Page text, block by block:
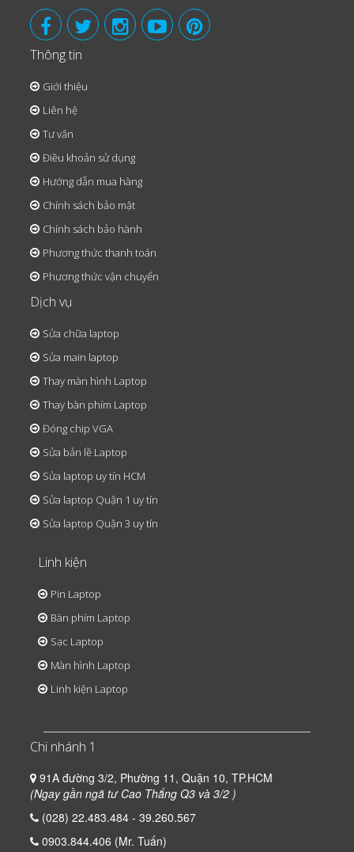
Thông tin
Giới thiệu
Liên hệ
Tư vấn
Điều khoản sử dụng
Hướng dẫn mua hàng
Chính sách bảo mật
Chính sách bảo hành
Phương thức thanh toán
Phương thức vận chuyển
Dịch vụ
Sửa chữa laptop
Sửa main laptop
Thay màn hình Laptop
Thay bàn phím Laptop
Đóng chip VGA
Sửa bản lề Laptop
Sửa laptop uy tín HCM
Sửa laptop Quận 1 uy tín
Sửa laptop Quận 3 uy tín
Linh kiện
Pin Laptop
Bàn phím Laptop
Sạc Laptop
Màn hình Laptop
Linh kiện Laptop
Chi nhánh 1
91A đường 3/2, Phường 11, Quận 10, TP.HCM
(Ngay gần ngã tư Cao Thắng Q3 và 3/2 )
(028) 22.483.484 - 39.260.567
0903.844.406 (Mr. Tuấn)